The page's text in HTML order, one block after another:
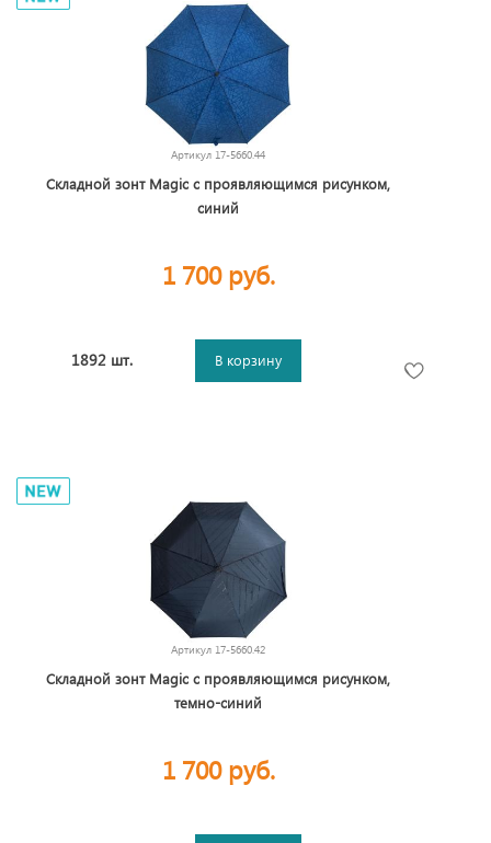
Артикул 17-5660.44
Складной зонт Magic с проявляющимся рисунком,
синий
1 700 руб.
1892 шт. В корзину
Артикул 17-5660.42
Складной зонт Magic с проявляющимся рисунком,
темно-синий
1 700 руб.